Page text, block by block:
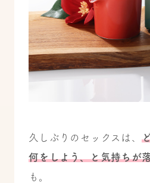
久しぶりのセックスは、
何をしよう、と気持ちが
も。